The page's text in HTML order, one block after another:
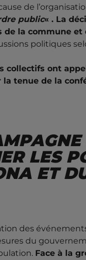
de
public« . La
de la commune et
politiques
collectifs ont
la tenue de la
LES
ET
des
du
Face à la